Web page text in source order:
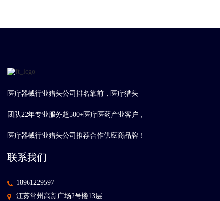
医疗器械行业猎头公司排名靠前，医疗猎头
团队22年专业服务超500+医疗医药产业客户，
医疗器械行业猎头公司推荐合作供应商品牌！
联系我们
18961229597
江苏常州高新广场2号楼13层